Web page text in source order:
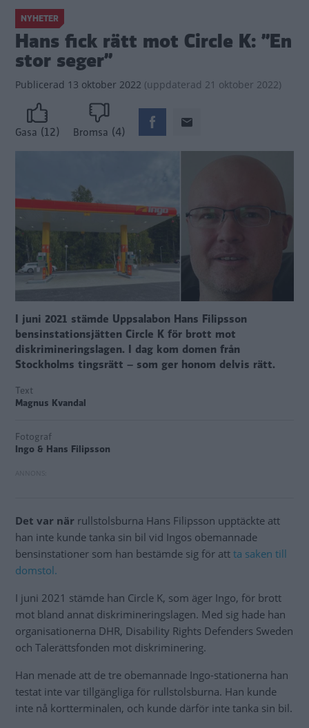
NYHETER
Hans fick rätt mot Circle K: ”En
stor seger”
Publicerad 13 oktober 2022 (uppdaterad 21 oktober 2022)
Gasa (12) Bromsa (4)
I juni 2021 stämde Uppsalabon Hans Filipsson
bensinstationsjätten Circle K för brott mot
diskrimineringslagen. I dag kom domen från
Stockholms tingsrätt – som ger honom delvis rätt.
Text
Magnus Kvandal
Fotograf
Ingo & Hans Filipsson
Det var när rullstolsburna Hans Filipsson upptäckte att
han inte kunde tanka sin bil vid Ingos obemannade
bensinstationer som han bestämde sig för att ta saken till
domstol.
I juni 2021 stämde han Circle K, som äger Ingo, för brott
mot bland annat diskrimineringslagen. Med sig hade han
organisationerna DHR, Disability Rights Defenders Sweden
och Talerättsfonden mot diskriminering.
Han menade att de tre obemannade Ingo-stationerna han
testat inte var tillgängliga för rullstolsburna. Han kunde
inte nå kortterminalen, och kunde därför inte tanka sin bil.